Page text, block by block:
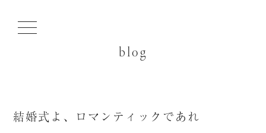
blog
結婚式よ、ロマンティックであれ